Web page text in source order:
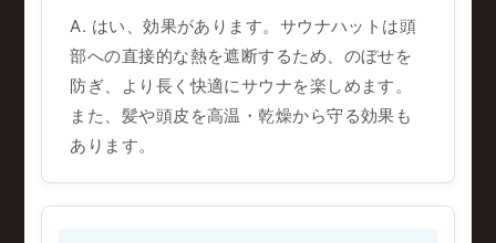
A. はい、効果があります。サウナハットは頭
部への直接的な熱を遮断するため、のぼせを
防ぎ、より長く快適にサウナを楽しめます。
また、髪や頭皮を高温・乾燥から守る効果も
あります。